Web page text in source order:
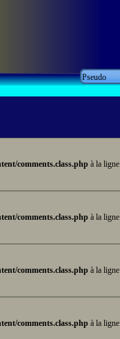
comments.class.php à la ligne
comments.class.php à la ligne
comments.class.php à la ligne
comments.class.php à la ligne